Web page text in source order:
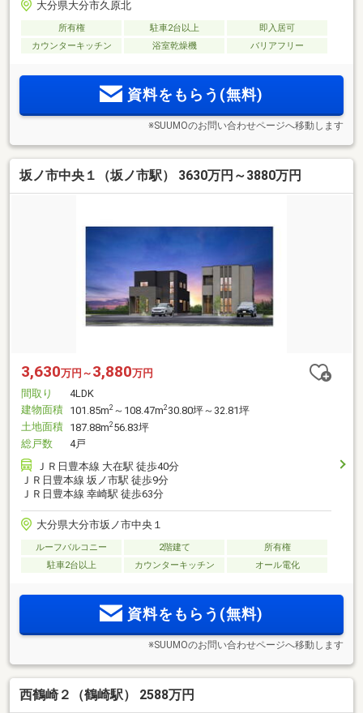
大分県大分市久原北
所有権 駐車2台以上
即入居可
カウンターキッチン
浴室乾燥機 バリアフリー
資料をもらう(無料)
※SUUMOのお問い合わせページへ移動します
坂ノ市中央１（坂ノ市駅） 3630万円～3880万円
3,630万円～ 3,880万円
間取り
4LDK
建物面積 101.85m2 ～108.47m230.80坪～32.81坪
土地面積 187.88m256.83坪
総戸数
4戸
ＪＲ日豊本線 大在駅 徒歩40分
ＪＲ日豊本線 坂ノ市駅 徒歩9分
ＪＲ日豊本線 幸崎駅 徒歩63分
大分県大分市坂ノ市中央１
ルーフバルコニー 2階建て
所有権
駐車2台以上
カウンターキッチン オール電化
資料をもらう(無料)
※SUUMOのお問い合わせページへ移動します
西鶴崎２（鶴崎駅） 2588万円